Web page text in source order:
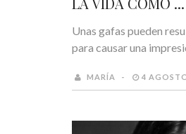
Unas gafas pueden
para causar una
MARÍA 4